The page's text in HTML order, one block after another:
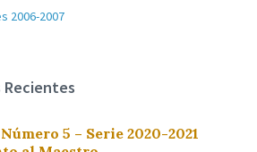
2006-2007
Recientes
5 – Serie 2020-2021